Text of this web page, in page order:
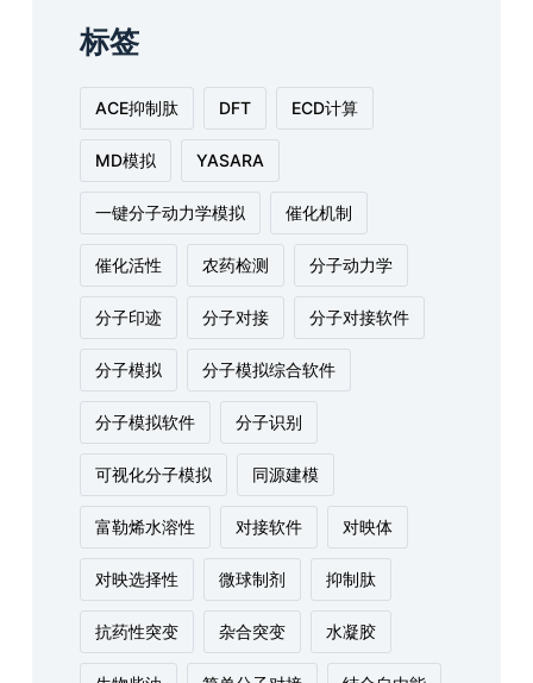
标签
ACE抑制肽 DFT ECD计算
MD模拟 YASARA
一键分子动力学模拟 催化机制
催化活性 农药检测 分子动力学
分子印迹 分子对接 分子对接软件
分子模拟 分子模拟综合软件
分子模拟软件 分子识别
可视化分子模拟 同源建模
富勒烯水溶性 对接软件 对映体
对映选择性 微球制剂 抑制肽
抗药性突变 杂合突变 水凝胶